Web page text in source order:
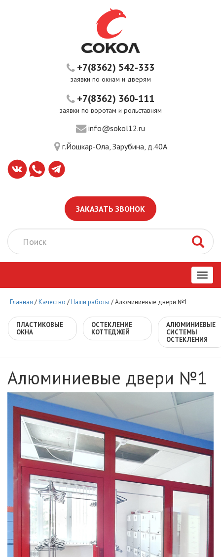
+7(8362) 542-333
заявки по окнам и дверям
+7(8362) 360-111
заявки по воротам и рольставням
info@sokol12.ru
г.Йошкар-Ола, Зарубина, д.40А
ЗАКАЗАТЬ ЗВОНОК
Главная /Качество /Наши работы /Алюминиевые двери №1
ПЛАСТИКОВЫЕ
ОКНА
ОСТЕКЛЕНИЕ
КОТТЕДЖЕЙ
АЛЮМИНИЕВЫЕ
СИСТЕМЫ
ОСТЕКЛЕНИЯ
Алюминиевые двери №1